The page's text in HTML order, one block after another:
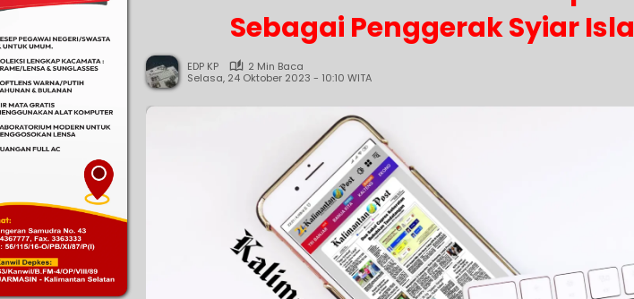
Sebagai Penggerak Syiar
EDP KP
2 Min Baca
Selasa, 24 Oktober 2023 - 10:10 WITA